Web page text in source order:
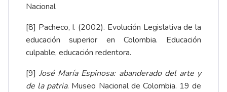
Nacional
[8] Pacheco, I. (2002). Evolución Legislativa de la
educación superior en Colombia. Educación
culpable, educación redentora.
[9] José María Espinosa: abanderado del arte y
de la patria. Museo Nacional de Colombia. 19 de